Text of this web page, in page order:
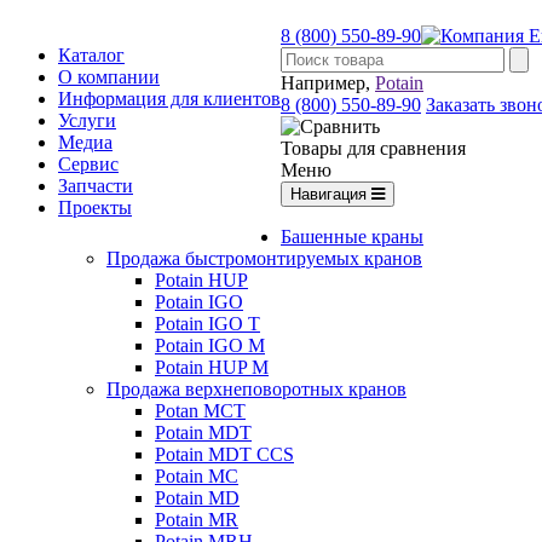
Каталог
О компании
Информация для клиентов
Услуги
Медиа
Сервис
Запчасти
Проекты
8 (800) 550-89-90
Например, Potain
8 (800) 550-89-90 Заказать
Товары для сравнения
Меню
Навигация
Башенные краны
Продажа быстромонтируемых кранов
Potain HUP
Potain IGO
Potain IGO T
Potain IGO M
Potain HUP M
Продажа верхнеповоротных кранов
Potan MCT
Potain MDT
Potain MDT CCS
Potain MC
Potain MD
Potain MR